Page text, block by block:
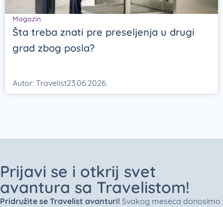
Magazin
Šta treba znati pre preseljenja u drugi
grad zbog posla?
Autor: Travelist23.06.2026.
Prijavi se i otkrij svet
avantura sa Travelistom!
Pridružite se Travelist avanturi! Svakog meseca donosimo